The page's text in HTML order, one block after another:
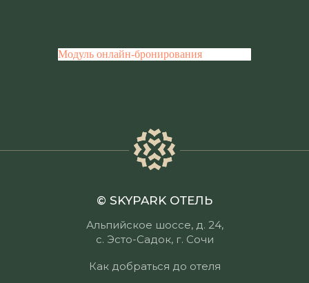
© SKYPARK ОТЕЛЬ
Альпийское шоссе, д. 24,
с. Эсто-Садок, г. Сочи
Как добраться до отеля
Модуль онлайн-бронирования